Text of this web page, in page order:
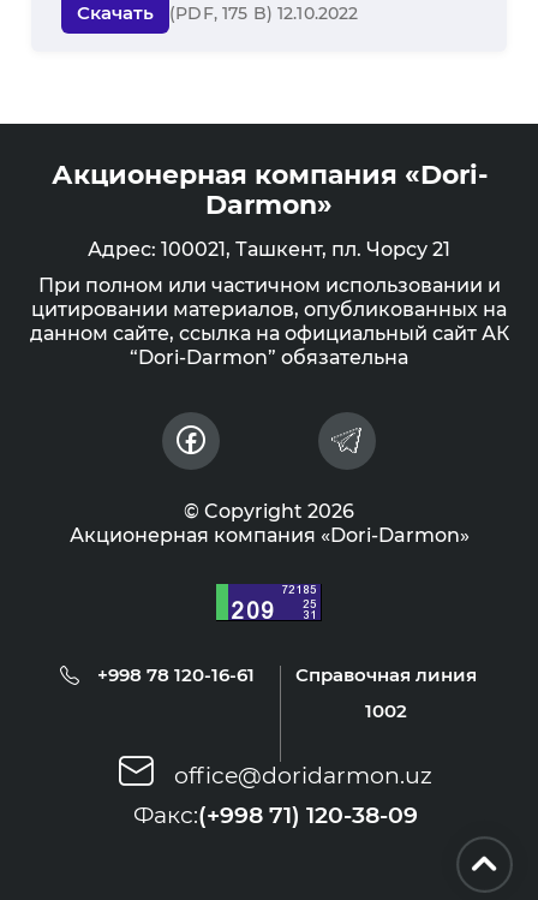
Скачать (PDF, 175 B) 12.10.2022
Акционерная компания «Dori-
Darmon»
Адрес: 100021, Ташкент, пл. Чорсу 21
При полном или частичном использовании и
цитировании материалов, опубликованных на
данном сайте, ссылка на официальный сайт АК
“Dori-Darmon” обязательна
© Copyright 2026
Акционерная компания «Dori-Darmon»
+998 78 120-16-61
Справочная линия
1002
office@doridarmon.uz
Факс:(+998 71) 120-38-09